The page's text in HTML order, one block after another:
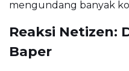
mengundang banyak
Reaksi Netizen:
Baper